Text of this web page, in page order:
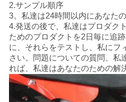
2.サンプル順序
3。私達は24時間以内にあなた
4.発送の後で、私達はプロダク
ためのプロダクトを2日毎に追
に、それらをテストし、私にフ
さい。問題についての質問、私
れば、私達はあなたのための解